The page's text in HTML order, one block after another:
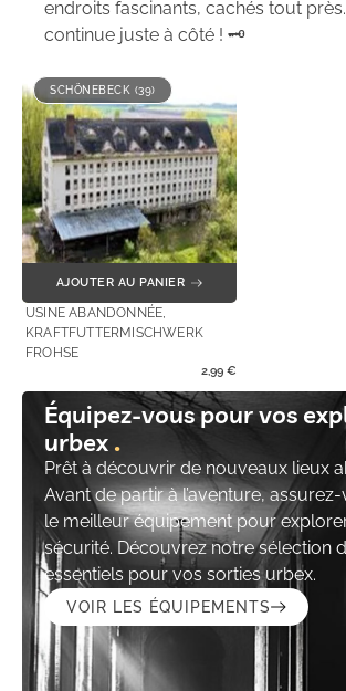
endroits fascinants, cachés tout près.
continue juste à côté ! 🗝️
SCHÖNEBECK (39)
AJOUTER AU PANIER
USINE ABANDONNÉE,
KRAFTFUTTERMISCHWERK
FROHSE
2,99 €
Équipez-vous pour vos
urbex
Prêt à découvrir de nouveaux lieux
Avant de partir à l’aventure, assurez-
le meilleur équipement pour
sécurité. Découvrez notre sélection
essentiels pour vos sorties urbex.
VOIR LES ÉQUIPEMENTS